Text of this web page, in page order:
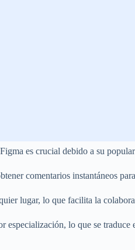
es crucial debido a su
comentarios instantáneos
lugar, lo que facilita la
lo que se